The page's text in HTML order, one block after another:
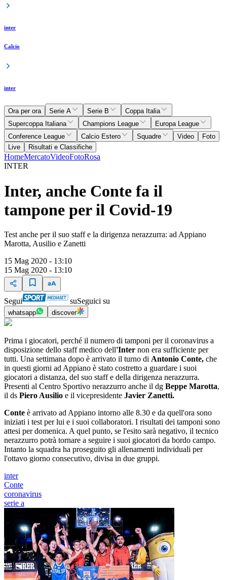
inter
Calcio
inter
Ora per ora Serie A Serie B
Coppa Italia
Supercoppa Italiana
Champions League
Europa League
Conference League
Calcio Estero Squadre Video
Foto
Live
Risultati e Classifiche
HomeMercatoVideoFotoRosa
INTER
Inter, anche Conte fa il
tampone per il Covid-19
Test anche per il suo staff e la dirigenza nerazzurra: ad Appiano
Marotta, Ausilio e Zanetti
15 Mag 2020 - 13:10
15 Mag 2020 - 13:10
Segui suSeguici su
whatsapp discover
Prima i giocatori, perché il numero di tamponi per il coronavirus a
disposizione dello staff medico dell'Inter non era sufficiente per
tutti. Una settimana dopo è arrivato il turno di Antonio Conte, che
in questi giorni ad Appiano è stato costretto a guardare i suoi
giocatori a distanza, del suo staff e della dirigenza nerazzurra.
Presenti al Centro Sportivo nerazzurro anche il dg Beppe Marotta,
il ds Piero Ausilio e il vicepresidente Javier Zanetti.
Conte è arrivato ad Appiano intorno alle 8.30 e da quell'ora sono
iniziati i test per lui e i suoi collaboratori. I risultati dei tamponi sono
attesi per domenica. A quel punto, se l'esito sarà negativo, il tecnico
nerazzurro potrà tornare a seguire i suoi giocatori da bordo campo.
Intanto la squadra ha proseguito gli allenamenti individuali per
l'ottavo giorno consecutivo, divisa in due gruppi.
inter
Conte
coronavirus
serie a